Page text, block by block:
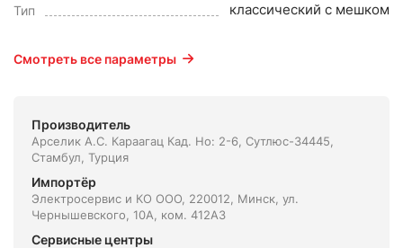
Тип классический с мешком
Смотреть все параметры
Производитель
Арселик А.С. Караагац Кад. Нo: 2-6, Сутлюс-34445,
Стамбул, Турция
Импортёр
Электросервис и КО ООО, 220012, Минск, ул.
Чернышевского, 10А, ком. 412А3
Сервисные центры